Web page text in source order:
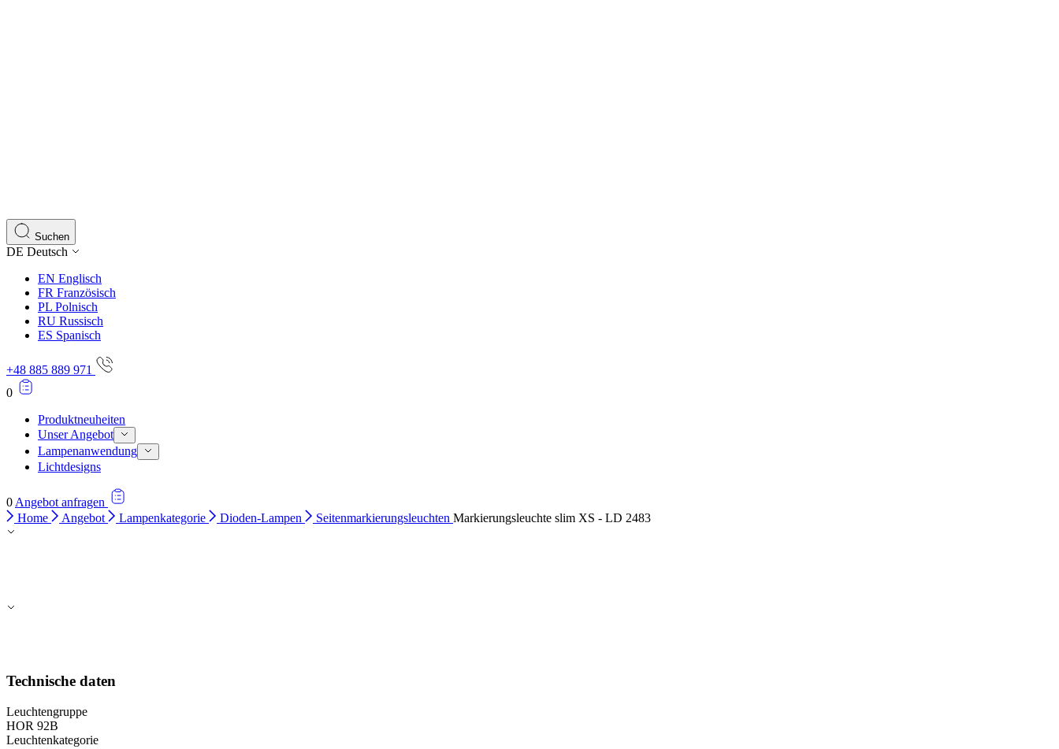
Suchen
DE Deutsch
EN Englisch
FR Französisch
PL Polnisch
RU Russisch
ES Spanisch
+48 885 889 971
0
Produktneuheiten
Unser Angebot
Lampenanwendung
Lichtdesigns
0Angebot anfragen
Home
Angebot Lampenkategorie Dioden-Lampen Seitenmarkierungsleuchten Markierungsleuchte slim XS - LD 2483
Technische daten
Leuchtengruppe
HOR 92B
Leuchtenkategorie